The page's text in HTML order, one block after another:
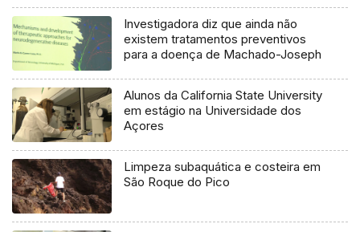
Investigadora diz que ainda não
existem tratamentos preventivos
para a doença de Machado-Joseph
Alunos da California State University
em estágio na Universidade dos
Açores
Limpeza subaquática e costeira em
São Roque do Pico